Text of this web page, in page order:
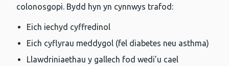
colonosgopi. Bydd hyn yn cynnwys trafod:
Eich iechyd cyffredinol
Eich cyflyrau meddygol (fel diabetes neu asthma)
Llawdriniaethau y gallech fod wedi’u cael